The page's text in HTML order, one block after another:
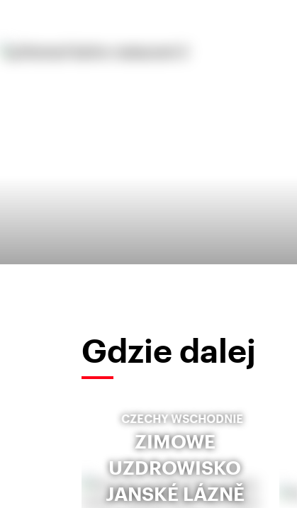
Gdzie dalej
CZECHY WSCHODNIE
ZIMOWE
UZDROWISKO
JANSKÉ LÁZNĚ